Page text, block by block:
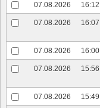
07.08.2026 16:12
07.08.2026 16:07
07.08.2026 16:00
07.08.2026 15:56
07.08.2026 15:49